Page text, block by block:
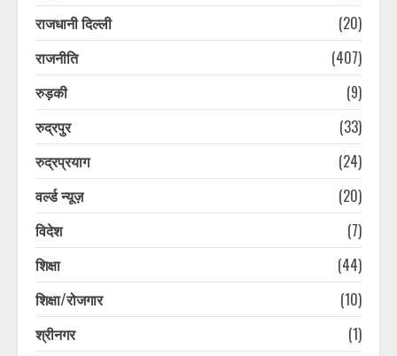
राजधानी दिल्ली
(20)
राजनीति
(407)
रुड़की
(9)
रुद्रपुर
(33)
रुद्रप्रयाग
(24)
वर्ल्ड न्यूज़
(20)
विदेश
(7)
शिक्षा
(44)
शिक्षा/रोजगार
(10)
श्रीनगर
(1)
वीडियो बनाकर किया ब्लैकमेल, दो आरोपी
August 7, 2026
रामनगर के रिजॉर्ट में बर्थडे पार्टी बनी
मुसीबत! केक खाने के बाद गाजियाबाद सीओ
के परिवार की बिगड़ी तबीयत
7
नानकमत्ता में लूट और अप्राकृतिक कृत्य का
आरोपी एनकाउंटर के बाद गिरफ्तार, पैर में